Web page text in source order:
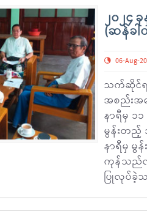
၂၀၂၄
(ဆန်ခ
06-Aug-
သက်ဆိုင်ရ
အစည်းအ
နာရီမှ ၁
မွန်းတည့်
နာရီမှ မွ
ကုန်သည်လမ်
ပြုလုပ်ခဲ့